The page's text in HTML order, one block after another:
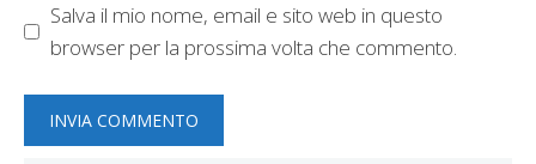
Salva il mio nome, email e sito web in questo
browser per la prossima volta che commento.